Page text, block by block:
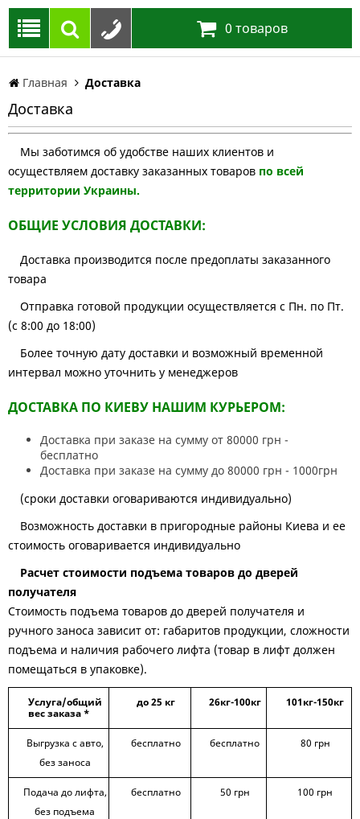
0 товаров
Главная Доставка
Доставка
Мы заботимся об удобстве наших клиентов и
осуществляем доставку заказанных товаров по всей
территории Украины.
ОБЩИЕ УСЛОВИЯ ДОСТАВКИ:
Доставка производится после предоплаты заказанного
товара
Отправка готовой продукции осуществляется с Пн. по Пт.
(с 8:00 до 18:00)
Более точную дату доставки и возможный временной
интервал можно уточнить у менеджеров
ДОСТАВКА ПО КИЕВУ НАШИМ КУРЬЕРОМ:
Доставка при заказе на сумму от 80000 грн -
бесплатно
Доставка при заказе на сумму до 80000 грн - 1000грн
(сроки доставки оговариваются индивидуально)
Возможность доставки в пригородные районы Киева и ее
стоимость оговаривается индивидуально
Расчет стоимости подъема товаров до дверей
получателя
Стоимость подъема товаров до дверей получателя и
ручного заноса зависит от: габаритов продукции, сложности
подъема и наличия рабочего лифта (товар в лифт должен
помещаться в упаковке).
Услуга/общий
вес заказа *
до 25 кг 26кг-100кг 101кг-150кг
Выгрузка с авто,
без заноса
бесплатно бесплатно 80 грн
Подача до лифта,
без подъема
бесплатно 50 грн 100 грн